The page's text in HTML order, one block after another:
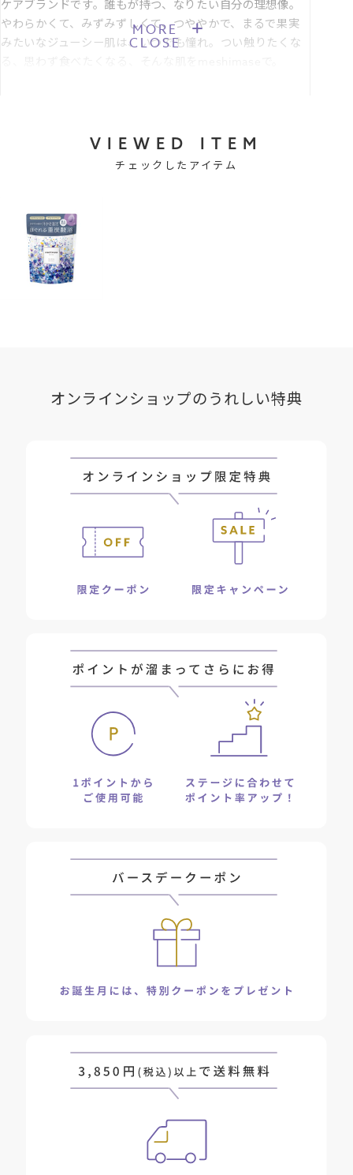
リラックス＆スパ気分に浸れるナイトブルームの香り
甘く優美なジャスミンと爽やかな柑橘の香りをイメージした、リラッ
クス気分を誘うナイトブルームの香り。
*3 入浴により気持ちがやすらぐこと
*4 硫酸Мｇ〔保湿成分〕
*6 保湿成分
【JANコード】4901696502051
■製品サイズ：W140×D67×H190mm
ケアブランドです。誰もが持つ、なりたい自分の理想像。
やわらかくて、みずみずしくて、つややかで、まるで果実
みたいなジューシー肌は、いつでも憧れ。つい触りたくな
MORE
CLOSE
VIEWED ITEM
チェックしたアイテム
オンラインショップのうれしい特典